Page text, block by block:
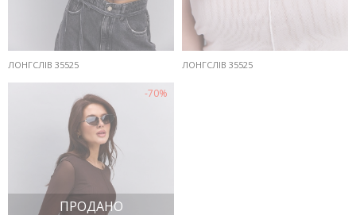
ЛОНГСЛІВ 35525 ЛОНГСЛІВ 35525
-70%
ПРОДАНО